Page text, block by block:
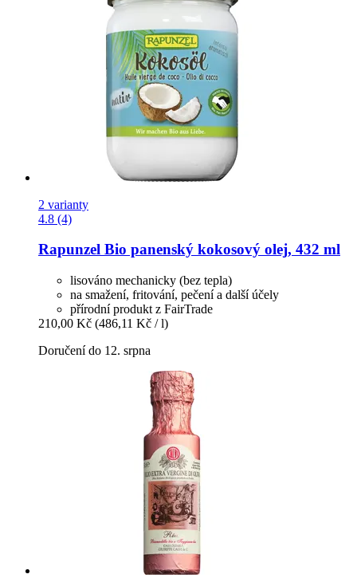
2 varianty
4.8 (4)
Rapunzel Bio panenský kokosový olej, 432 ml
lisováno mechanicky (bez tepla)
na smažení, fritování, pečení a další účely
přírodní produkt z FairTrade
210,00 Kč (486,11 Kč / l)
Doručení do 12. srpna